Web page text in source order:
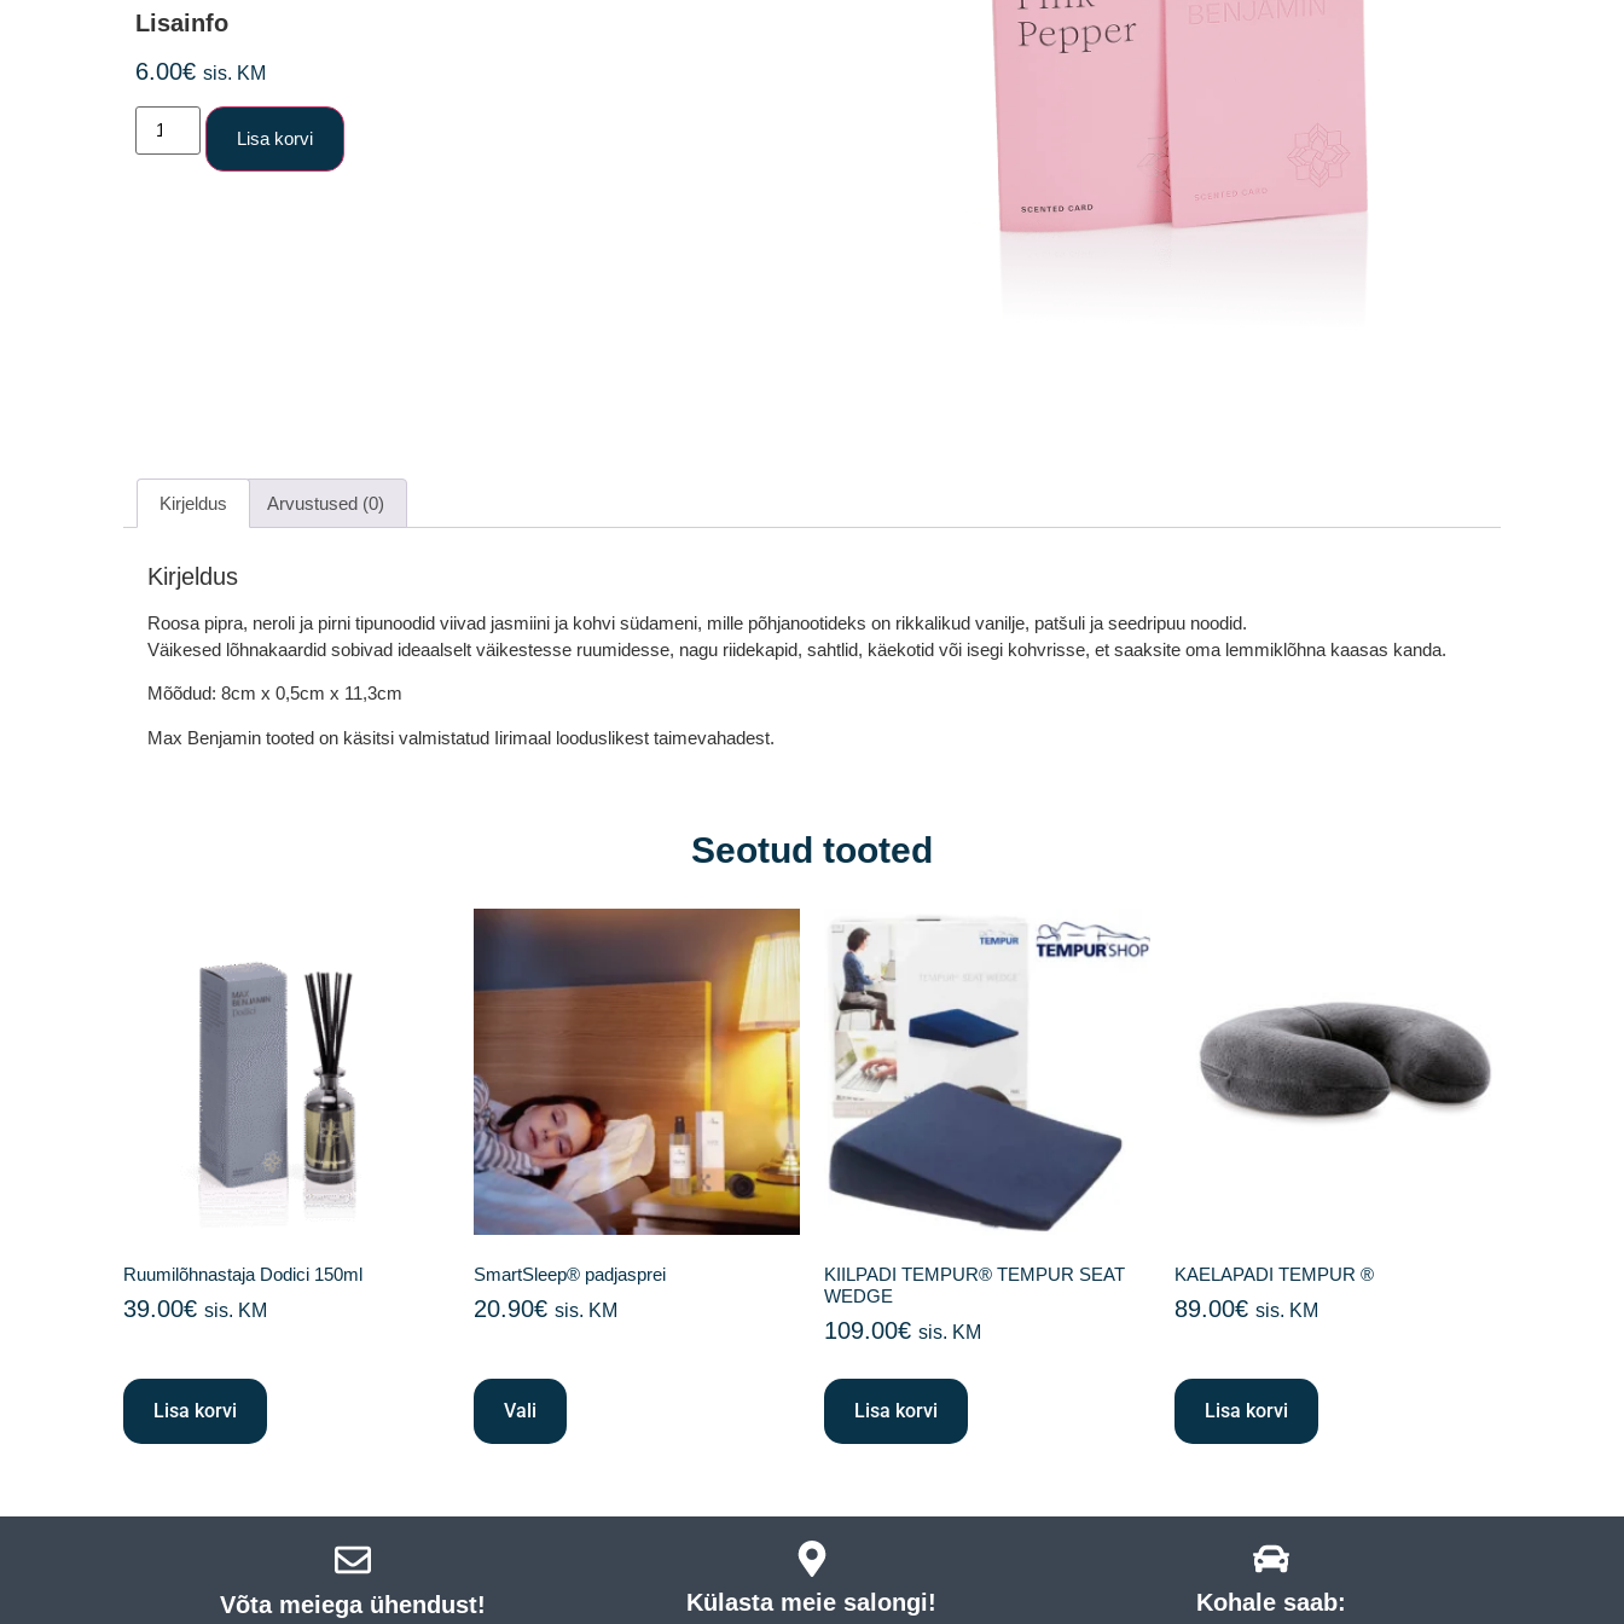
Lisainfo
6.00€ sis. KM
Lisa korvi
Kirjeldus Arvustused (0)
Kirjeldus
Roosa pipra, neroli ja pirni tipunoodid viivad jasmiini ja kohvi südameni, mille põhjanootideks on rikkalikud vanilje, patšuli ja seedripuu noodid.
Väikesed lõhnakaardid sobivad ideaalselt väikestesse ruumidesse, nagu riidekapid, sahtlid, käekotid või isegi kohvrisse, et saaksite oma lemmiklõhna kaasas kanda.
Mõõdud: 8cm x 0,5cm x 11,3cm
Max Benjamin tooted on käsitsi valmistatud Iirimaal looduslikest taimevahadest.
Seotud tooted
Ruumilõhnastaja Dodici 150ml
39.00€ sis. KM
Lisa korvi
SmartSleep® padjasprei
20.90€ sis. KM
Vali
KIILPADI TEMPUR® TEMPUR SEAT
WEDGE
109.00€ sis. KM
Lisa korvi
KAELAPADI TEMPUR ®
89.00€ sis. KM
Lisa korvi
Võta meiega ühendust!​ Külasta meie salongi! Kohale saab: